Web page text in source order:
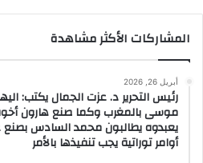
المشاركات الأكثر مشاهدة
أبريل 26, 2026
رئيس التحرير د. عزت الجمال يكتب:
موسى بالمغرب وكما صنع هارون
يعبدوه يطالبون محمد السادس
أوامر توراتية يجب تنفيذها بالأمر